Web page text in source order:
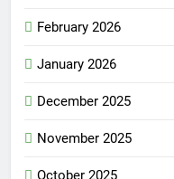
February 2026
January 2026
December 2025
November 2025
October 2025